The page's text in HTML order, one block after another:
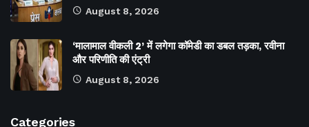
August 8, 2026
‘मालामाल वीकली 2’ में लगेगा कॉमेडी का डबल तड़का, रवीना
और परिणीति की एंट्री
August 8, 2026
Categories